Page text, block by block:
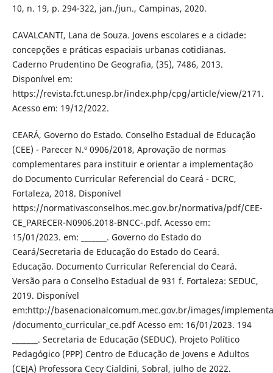
10, n. 19, p. 294-322, jan./jun., Campinas, 2020.
CAVALCANTI, Lana de Souza. Jovens escolares e a cidade:
concepções e práticas espaciais urbanas cotidianas.
Caderno Prudentino De Geografia, (35), 7486, 2013.
Disponível em:
https://revista.fct.unesp.br/index.php/cpg/article/view/2171.
Acesso em: 19/12/2022.
CEARÁ, Governo do Estado. Conselho Estadual de Educação
(CEE) - Parecer N.º 0906/2018, Aprovação de normas
complementares para instituir e orientar a implementação
do Documento Curricular Referencial do Ceará - DCRC,
Fortaleza, 2018. Disponível
https://normativasconselhos.mec.gov.br/normativa/pdf/CEE-
CE_PARECER-N0906.2018-BNCC-.pdf. Acesso em:
15/01/2023. em: _______. Governo do Estado do
Ceará/Secretaria de Educação do Estado do Ceará.
Educação. Documento Curricular Referencial do Ceará.
Versão para o Conselho Estadual de 931 f. Fortaleza: SEDUC,
2019. Disponível
em:http://basenacionalcomum.mec.gov.br/images/
/documento_curricular_ce.pdf Acesso em: 16/01/2023. 194
_______. Secretaria de Educação (SEDUC). Projeto Político
Pedagógico (PPP) Centro de Educação de Jovens e Adultos
(CEJA) Professora Cecy Cialdini, Sobral, julho de 2022.